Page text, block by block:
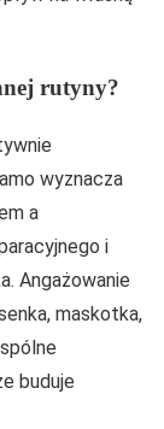
rutyny?
wyznacza
a
i
Angażowanie
maskotka,
buduje